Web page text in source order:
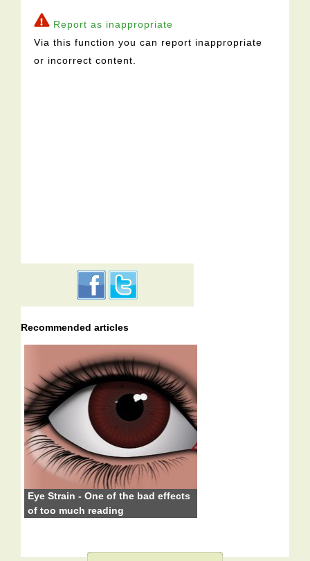
Report as inappropriate
Via this function you can report inappropriate
or incorrect content.
Recommended articles
Eye Strain - One of the bad effects
of too much reading